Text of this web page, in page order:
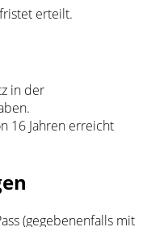
erteilt.
in der
16 Jahren erreicht
(gegebenenfalls mit